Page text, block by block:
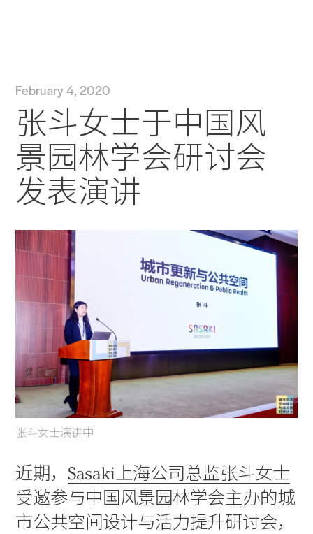
February 4, 2020
张斗女士于中国风
景园林学会研讨会
发表演讲
张斗女士演讲中
近期，Sasaki上海公司总监张斗女士
受邀参与中国风景园林学会主办的城
市公共空间设计与活力提升研讨会，